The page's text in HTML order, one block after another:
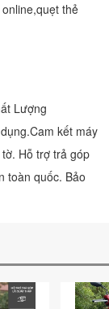
thẻ
Lượng
kết máy
Hỗ trợ trả góp
toàn quốc. Bảo